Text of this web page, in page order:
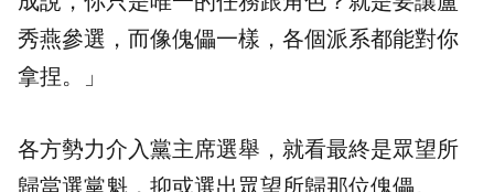
秀燕參選，而像傀儡一樣，各個派系都能對你
拿捏。」
各方勢力介入黨主席選舉，就看最終是眾望所
歸當選黨魁，抑或選出眾望所歸那位傀儡。